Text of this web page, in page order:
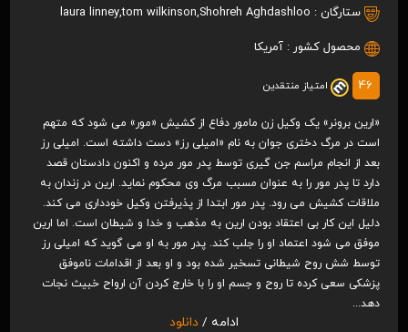
ستارگان : laura linney,tom wilkinson,Shohreh Aghdashloo
محصول کشور : آمریکا
46 امتیاز منتقدین
«ارین برونر» یک وکیل زن مامور دفاع از کشیش «مور» می شود که متهم
است در مرگ دختری جوان به نام «امیلی رز» دست داشته است. امیلی رز
بعد از انجام مراسم جن گیری توسط پدر مور مرده و اکنون دادستان قصد
دارد تا پدر مور را به عنوان مسبب مرگ وی محکوم نماید. ارین در زندان به
ملاقات کشیش می رود. پدر مور ابتدا از پذیرفتن وکیل خودداری می کند.
دلیل این کار بی اعتقاد بودن ارین به مذهب و خدا و شیطان است. اما ارین
موفق می شود اعتماد او را جلب کند. پدر مور به او می گوید که امیلی رز
توسط شش روح شیطانی تسخیر شده بود و او بعد از اقدامات ناموفق
پزشکی سعی کرده تا روح و جسم او را با خارج کردن آن ارواح خبیث نجات
دهد...
ادامه / دانلود